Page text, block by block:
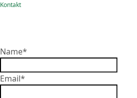
Kontakt
Name*
Email*